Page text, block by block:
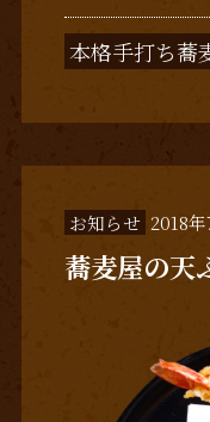
本格手打ち蕎
お知らせ 2018
蕎麦屋の天